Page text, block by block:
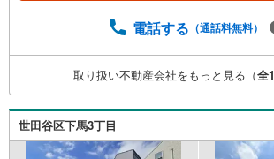
電話する （通話料無料）
取り扱い不動産会社をもっと見る（全1
世田谷区下馬3丁目